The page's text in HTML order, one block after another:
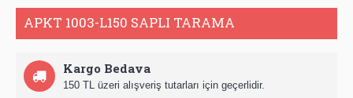
APKT 1003-L150 SAPLI TARAMA
Kargo Bedava
150 TL üzeri alışveriş tutarları için geçerlidir.